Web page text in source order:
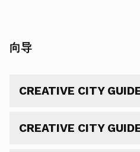
向导
CREATIVE CITY
CREATIVE CITY